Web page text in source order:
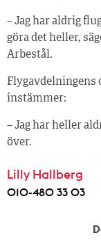
– Jag har aldrig
göra det heller,
Arbestål.
Flygavdelningens
instämmer:
– Jag har heller
över.
Lilly Hallberg
010-480 33 03